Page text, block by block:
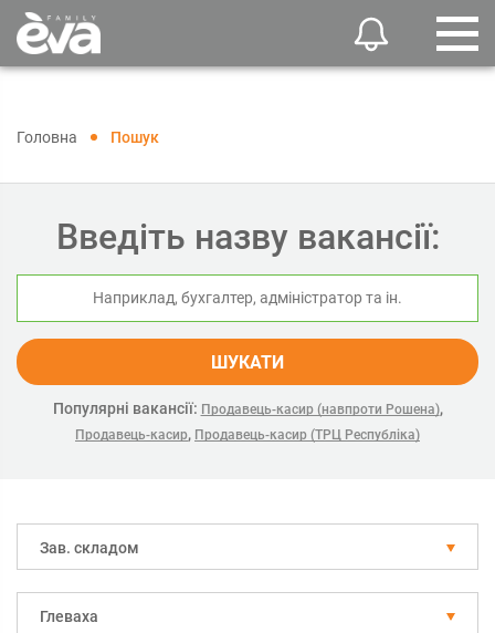
Головна Пошук
Введіть назву вакансії:
ШУКАТИ
Популярні вакансії: Продавець-касир (навпроти Рошена),
Продавець-касир, Продавець-касир (ТРЦ Республіка)
Зав. складом
Глеваха